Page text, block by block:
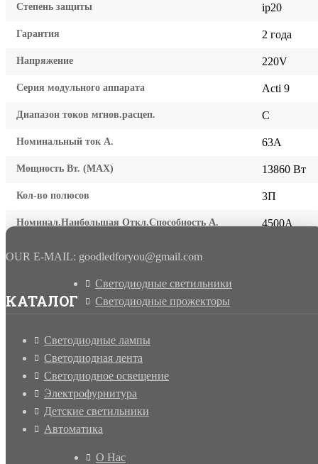
Степень защиты ip20
Гарантия 2 года
Напряжение 220V
Серия модульного аппарата Acti 9
Диапазон токов мгнов.расцеп. C
Номинальный ток А. 63A
Мощность Вт. (МАХ) 13860 Вт
Кол-во полюсов 3П
Номинал.Наибольшая Откл.Способность А. 4500A
OUR E-MAIL: goodledforyou@gmail.cоm
КАТАЛОГ
Светодиодные светильники
Светодиодные прожекторы
Светодиодные лампы
Светодиодная лента
Светодиодное освещение
Электрофурнитура
Детские светильники
Автоматика
О Нас